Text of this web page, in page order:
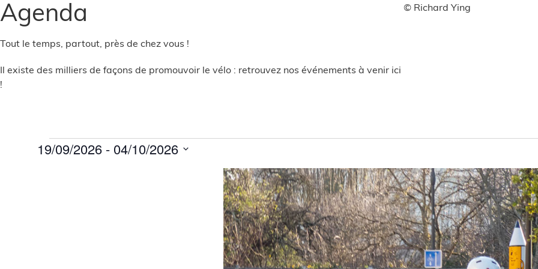
Agenda
Tout le temps, partout, près de chez vous !
Il existe des milliers de façons de promouvoir le vélo : retrouvez nos événements à venir ici
!
© Richard Ying
19/09/2026 - 04/10/2026